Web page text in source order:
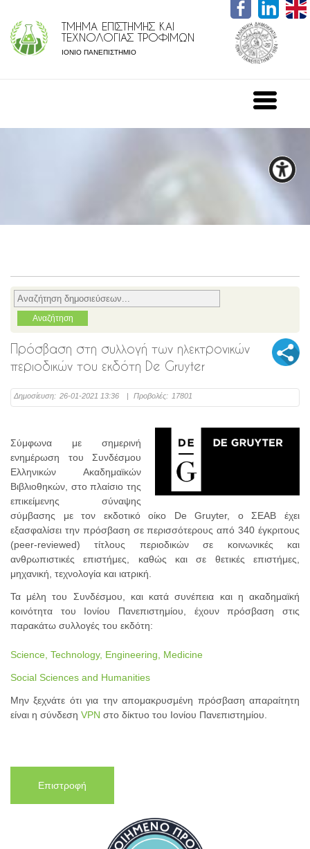
ΤΜΗΜΑ ΕΠΙΣΤΗΜΗΣ ΚΑΙ
ΤΕΧΝΟΛΟΓΙΑΣ ΤΡΟΦΙΜΩΝ
ΙΟΝΙΟ ΠΑΝΕΠΙΣΤΗΜΙΟ
Πρόσβαση στη συλλογή των ηλεκτρονικών
περιοδικών του εκδότη De Gruyter
Δημοσίευση: 26-01-2021 13:36 | Προβολές: 17801
Σύμφωνα με σημερινή
ενημέρωση του Συνδέσμου
Ελληνικών Ακαδημαϊκών
Βιβλιοθηκών, στο πλαίσιο της
επικείμενης σύναψης
σύμβασης με τον εκδοτικό οίκο De Gruyter, ο ΣΕΑΒ έχει
εξασφαλίσει την πρόσβαση σε περισσότερους από 340 έγκριτους
(peer-reviewed) τίτλους περιοδικών σε κοινωνικές και
ανθρωπιστικές επιστήμες, καθώς και σε θετικές επιστήμες,
μηχανική, τεχνολογία και ιατρική.
Τα μέλη του Συνδέσμου, και κατά συνέπεια και η ακαδημαϊκή
κοινότητα του Ιονίου Πανεπιστημίου, έχουν πρόσβαση στις
παρακάτω συλλογές του εκδότη:
Science, Technology, Engineering, Medicine
Social Sciences and Humanities
Μην ξεχνάτε ότι για την απομακρυσμένη πρόσβαση απαραίτητη
είναι η σύνδεση VPN στο δίκτυο του Ιονίου Πανεπιστημίου.
Επιστροφή